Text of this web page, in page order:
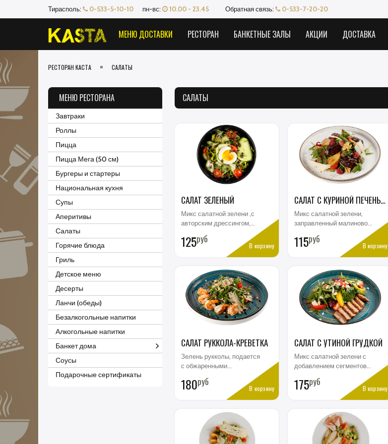
Тирасполь: 0-533-5-10-10 пн-вс: 10.00 - 23.45 Обратная связь: 0-533-7-20-20
МЕНЮ ДОСТАВКИ РЕСТОРАН БАНКЕТНЫЕ ЗАЛЫ АКЦИИ ДОСТАВКА
РЕСТОРАН КАСТА САЛАТЫ
МЕНЮ РЕСТОРАНА
Завтраки
Роллы
Пицца
Пицца Мега (50 см)
Бургеры и стартеры
Национальная кухня
Супы
Аперитивы
Салаты
Горячие блюда
Гриль
Детское меню
Десерты
Ланчи (обеды)
Безалкогольные напитки
Алкогольные напитки
Банкет дома
Соусы
Подарочные сертификаты
САЛАТЫ
САЛАТ ЗЕЛЕНЫЙ
Микс салатной зелени ,с
авторским дрессингом,
,куриное яйцо, тыквенные
125руб
В корзину
САЛАТ С КУРИНОЙ ПЕЧЕНЬЮ И МАЛИНОЙ
Микс салатной зелени,
заправленный малиновой
печень в медовой
глазури, груша, сыр дор-
115руб
В корзину
САЛАТ РУККОЛА-КРЕВЕТКА
Зелень рукколы, подается
с обжаренными
хлопьями миндаля,
томатами черри и
180руб
В корзину
САЛАТ С УТИНОЙ ГРУДКОЙ
Микс салатной зелени с
добавлением сегментов
заправленные цитрусовой
заправкой. Подается с
утиного филе средней
прожарки, посыпается
сыром дор-блю и
миндальными хлопьями
175руб
В корзину